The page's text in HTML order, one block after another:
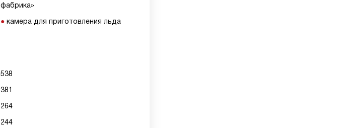
фабрика»
камера для приготовления льда
538
381
264
244